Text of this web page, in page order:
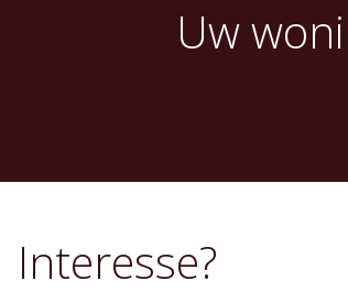
Uw
Interesse?